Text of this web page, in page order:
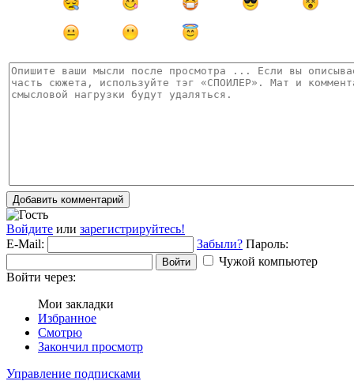
Добавить комментарий
Войдите или зарегистрируйтесь!
E-Mail:
Забыли? Пароль:
Войти
Чужой компьютер
Войти через:
Мои закладки
Избранное
Смотрю
Закончил просмотр
Управление подписками